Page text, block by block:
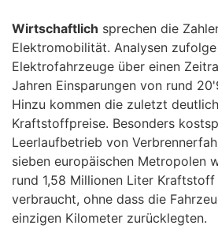
Wirtschaftlich sprechen die
Elektromobilität. Analysen
Elektrofahrzeuge über einen
Jahren Einsparungen von rund
Hinzu kommen die zuletzt
Kraftstoffpreise. Besonders
Leerlaufbetrieb von
sieben europäischen Metropolen
rund 1,58 Millionen Liter Kraftstoff
verbraucht, ohne dass die
einzigen Kilometer zurücklegten.